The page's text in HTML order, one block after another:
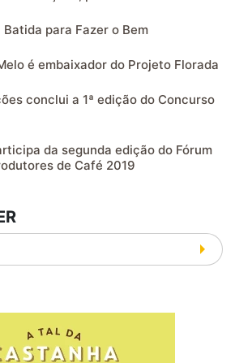
Batida para Fazer o Bem
é embaixador do Projeto Florada
conclui a 1ª edição do Concurso
da segunda edição do Fórum
de Café 2019